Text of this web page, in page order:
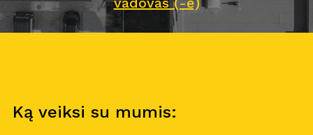
Ką veiksi su mumis: